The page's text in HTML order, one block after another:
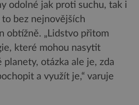
odolné jak proti suchu, tak i
bez nejnovějších
obtížně. „Lidstvo přitom
které mohou nasytit
otázka ale je, zda
a využít je,“ varuje